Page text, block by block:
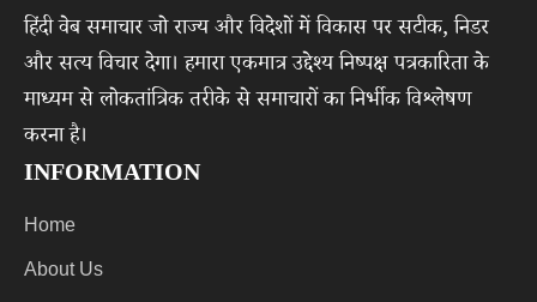
हिंदी वेब समाचार जो राज्य और विदेशों में विकास पर सटीक, निडर
और सत्य विचार देगा। हमारा एकमात्र उद्देश्य निष्पक्ष पत्रकारिता के
माध्यम से लोकतांत्रिक तरीके से समाचारों का निर्भीक विश्लेषण
करना है।
INFORMATION
Home
About Us